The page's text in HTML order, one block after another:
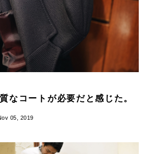
なコートが必要だと感じた。
05, 2019